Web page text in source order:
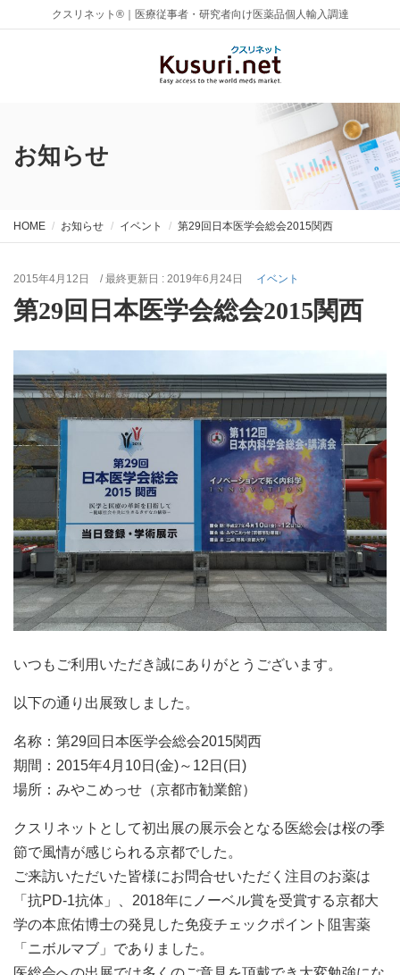
クスリネット®｜医療従事者・研究者向け医薬品個人輸入調達
お知らせ
HOME お知らせ イベント 第29回日本医学会総会2015関西
2015年4月12日 / 最終更新日 : 2019年6月24日 イベント
第29回日本医学会総会2015関西
いつもご利用いただき誠にありがとうございます。
以下の通り出展致しました。
名称：第29回日本医学会総会2015関西
期間：2015年4月10日(金)～12日(日)
場所：みやこめっせ（京都市勧業館）
クスリネットとして初出展の展示会となる医総会は桜の季
節で風情が感じられる京都でした。
ご来訪いただいた皆様にお問合せいただく注目のお薬は
「抗PD-1抗体」、2018年にノーベル賞を受賞する京都大
学の本庶佑博士の発見した免疫チェックポイント阻害薬
「ニボルマブ」でありました。